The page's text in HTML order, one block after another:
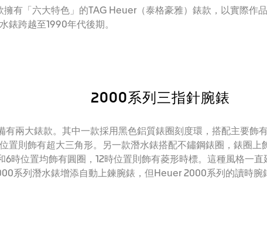
有「六大特色」的TAG Heuer（泰格豪雅）錶款，以實際作
錶跨越至1990年代後期。
2000系列三指針腕錶
有兩大錶款。其中一款採用黑色鋁質錶圈刻度環，搭配主要飾
置則飾有超大三角形。另一款潛水錶搭配不鏽鋼錶圈，錶圈
6時位置均飾有圓圈，12時位置則飾有菱形時標。這種風格一
系列潛水錶增添自動上鍊腕錶，但Heuer 2000系列的讀時腕